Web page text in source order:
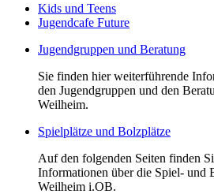
Kids und Teens
Jugendcafe Future
Jugendgruppen und Beratung
Sie finden hier weiterführende
den Jugendgruppen und den
Weilheim.
Spielplätze und Bolzplätze
Auf den folgenden Seiten finden
Informationen über die Spiel- und
Weilheim i.OB.